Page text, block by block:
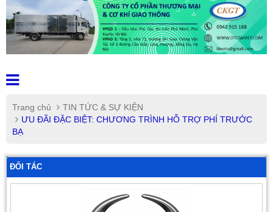
Trang chủ
TIN TỨC & SỰ KIỆN
ƯU ĐÃI ĐẶC BIỆT: CHƯƠNG TRÌNH HỖ TRỢ PHÍ TRƯỚC
BẠ
ĐỐI TÁC